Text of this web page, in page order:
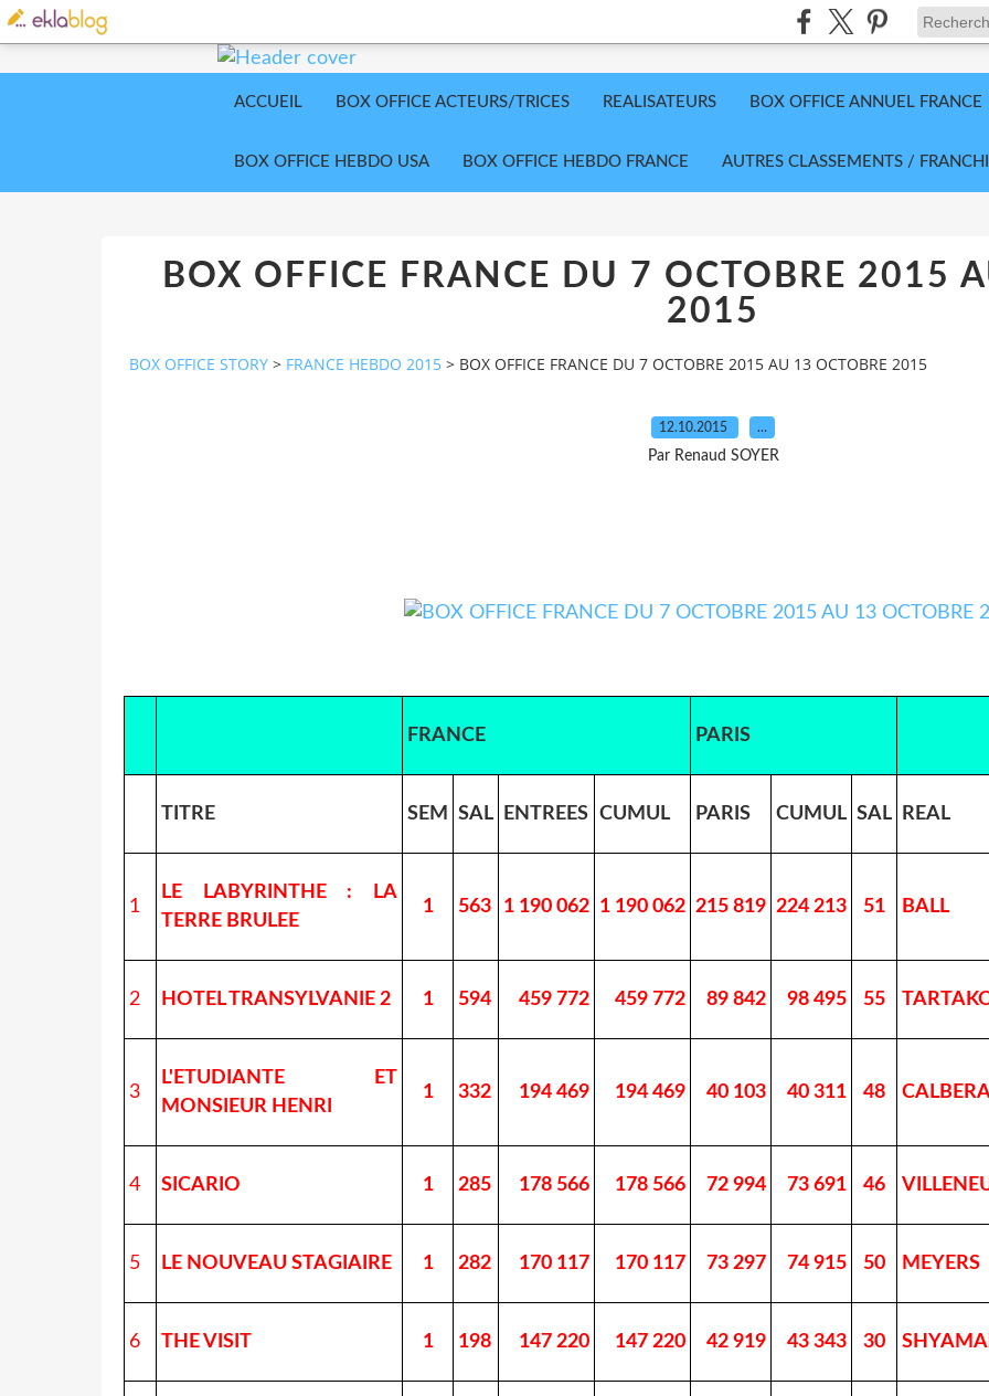
ACCUEIL BOX OFFICE ACTEURS/TRICES REALISATEURS BOX OFFICE ANNUEL FRANCE
BOX OFFICE HEBDO USA BOX OFFICE HEBDO FRANCE AUTRES CLASSEMENTS /
BOX OFFICE FRANCE DU 7 OCTOBRE 2015
2015
BOX OFFICE STORY > FRANCE HEBDO 2015 > BOX OFFICE FRANCE DU 7 OCTOBRE 2015 AU 13 OCTOBRE 2015
12.10.2015 …
Par Renaud SOYER
FRANCE PARIS
TITRE SEM SAL ENTREES CUMUL PARIS CUMUL SAL REAL
1
LE LABYRINTHE : LA
TERRE BRULEE
1 563 1 190 062 1 190 062 215 819 224 213 51 BALL
2 HOTEL TRANSYLVANIE 2 1 594 459 772 459 772 89 842 98 495 55
3
L'ETUDIANTE ET
MONSIEUR HENRI
1 332 194 469 194 469 40 103 40 311 48
4 SICARIO 1 285 178 566 178 566 72 994 73 691 46
5 LE NOUVEAU STAGIAIRE 1 282 170 117 170 117 73 297 74 915 50 MEYERS
6 THE VISIT 1 198 147 220 147 220 42 919 43 343 30